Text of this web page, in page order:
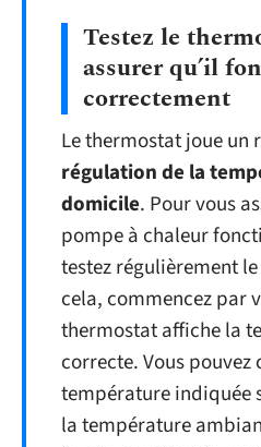
Testez le
assurer qu’il
correctement
Le thermostat joue un
régulation de la
domicile. Pour vous
pompe à chaleur
testez régulièrement
cela, commencez par
thermostat affiche la
correcte. Vous
température indiquée
la température